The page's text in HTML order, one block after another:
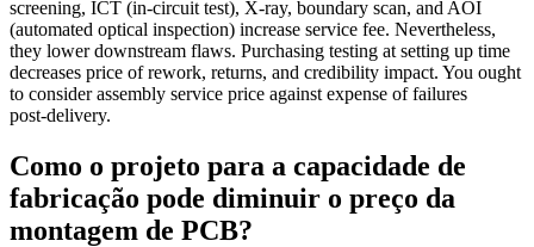
screening, ICT (in‑circuit test), X‑ray, boundary scan, and AOI
(automated optical inspection) increase service fee. Nevertheless,
they lower downstream flaws. Purchasing testing at setting up time
decreases price of rework, returns, and credibility impact. You ought
to consider assembly service price against expense of failures
post‑delivery.
Como o projeto para a capacidade de
fabricação pode diminuir o preço da
montagem de PCB?